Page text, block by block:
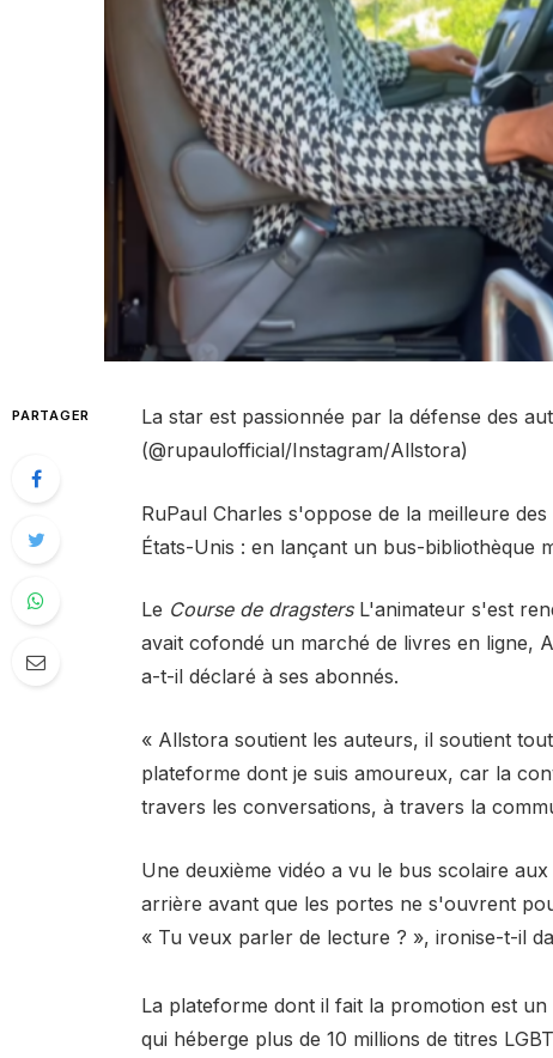
PARTAGER
La star est passionnée par la défense des
(@rupaulofficial/Instagram/Allstora)
RuPaul Charles s'oppose de la meilleure
États-Unis : en lançant un bus-bibliothèque
Le Course de dragstersL'animateur s'est
avait cofondé un marché de livres en ligne,
a-t-il déclaré à ses abonnés.
« Allstora soutient les auteurs, il soutient
plateforme dont je suis amoureux, car la
travers les conversations, à travers la
Une deuxième vidéo a vu le bus scolaire
arrière avant que les portes ne s'ouvrent
« Tu veux parler de lecture ? », ironise-t-il
La plateforme dont il fait la promotion est
qui héberge plus de 10 millions de titres